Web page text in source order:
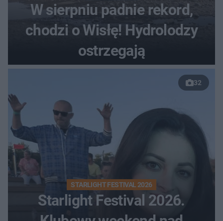
W sierpniu padnie rekord,
chodzi o Wisłę! Hydrolodzy
ostrzegają
32
STARLIGHT FESTIVAL 2026
Starlight Festival 2026.